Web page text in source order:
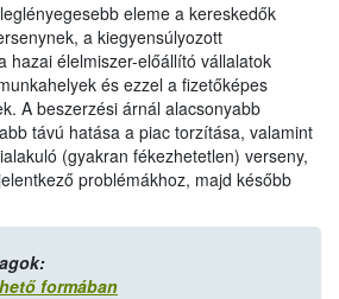
eleme a kereskedők
a kiegyensúlyozott
hazai élelmiszer-előállító vállalatok
és ezzel a fizetőképes
A beszerzési árnál alacsonyabb
távú hatása a piac torzítása, valamint
(gyakran fékezhetetlen) verseny,
problémákhoz, majd később
formában